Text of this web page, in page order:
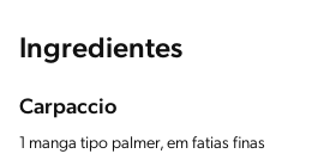
Ingredientes
Carpaccio
1 manga tipo palmer, em fatias finas